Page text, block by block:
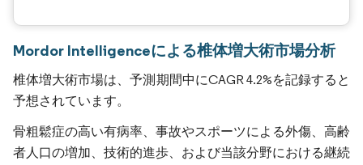
Mordor Intelligenceによる椎体増大術市場分析
椎体増大術市場は、予測期間中にCAGR 4.2%を記録すると
予想されています。
骨粗鬆症の高い有病率、事故やスポーツによる外傷、高齢
者人口の増加、技術的進歩、および当該分野における継続